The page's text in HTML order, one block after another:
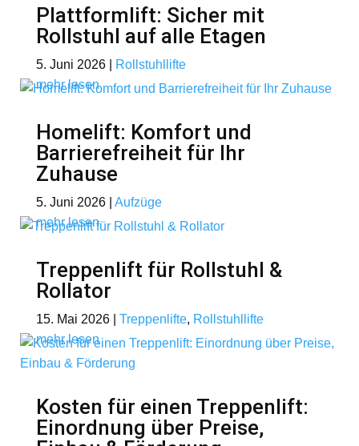
Plattformlift: Sicher mit
Rollstuhl auf alle Etagen
5. Juni 2026|
Rollstuhllifte
mehr lesen
Homelift: Komfort und
Barrierefreiheit für Ihr
Zuhause
5. Juni 2026| Aufzüge
mehr lesen
Treppenlift für Rollstuhl &
Rollator
15. Mai 2026| Treppenlifte, Rollstuhllifte
mehr lesen
Kosten für einen Treppenlift:
Einordnung über Preise,